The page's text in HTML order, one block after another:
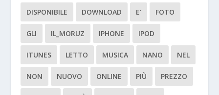
DISPONIBILE DOWNLOAD E' FOTO
GLI IL_MORUZ IPHONE IPOD
ITUNES LETTO MUSICA NANO NEL
NON NUOVO ONLINE PIÙ PREZZO